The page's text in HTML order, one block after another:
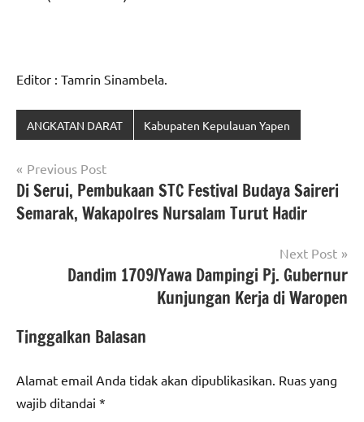
Editor : Tamrin Sinambela.
ANGKATAN DARAT Kabupaten Kepulauan Yapen
Navigasi
pos
Previous Post
Di Serui, Pembukaan STC Festival Budaya Saireri
Semarak, Wakapolres Nursalam Turut Hadir
Next Post
Dandim 1709/Yawa Dampingi Pj. Gubernur
Kunjungan Kerja di Waropen
Tinggalkan Balasan
Alamat email Anda tidak akan dipublikasikan. Ruas yang
wajib ditandai *